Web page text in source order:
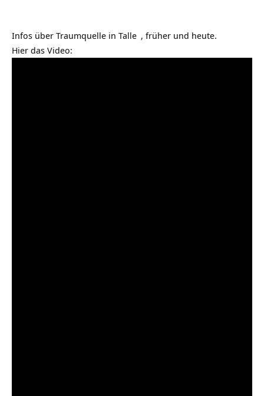
Infos über
, früher und heute.
Hier das Video: